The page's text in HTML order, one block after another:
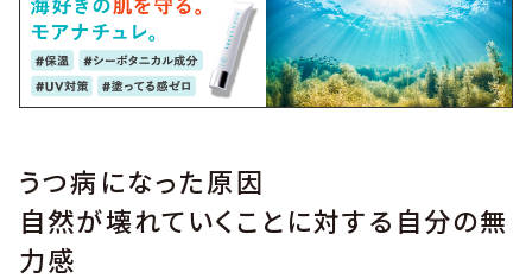
うつ病になった原因
自然が壊れていくことに対する自分の無
力感